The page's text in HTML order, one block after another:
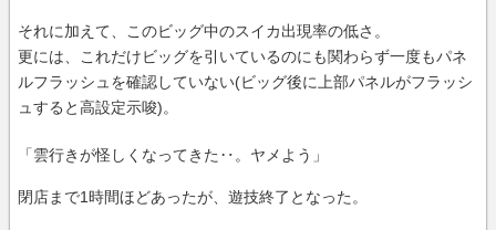
それに加えて、このビッグ中のスイカ出現率の低さ。
更には、これだけビッグを引いているのにも関わらず一度もパネ
ルフラッシュを確認していない(ビッグ後に上部パネルがフラッシ
ュすると高設定示唆)。
「雲行きが怪しくなってきた‥。ヤメよう」
閉店まで1時間ほどあったが、遊技終了となった。